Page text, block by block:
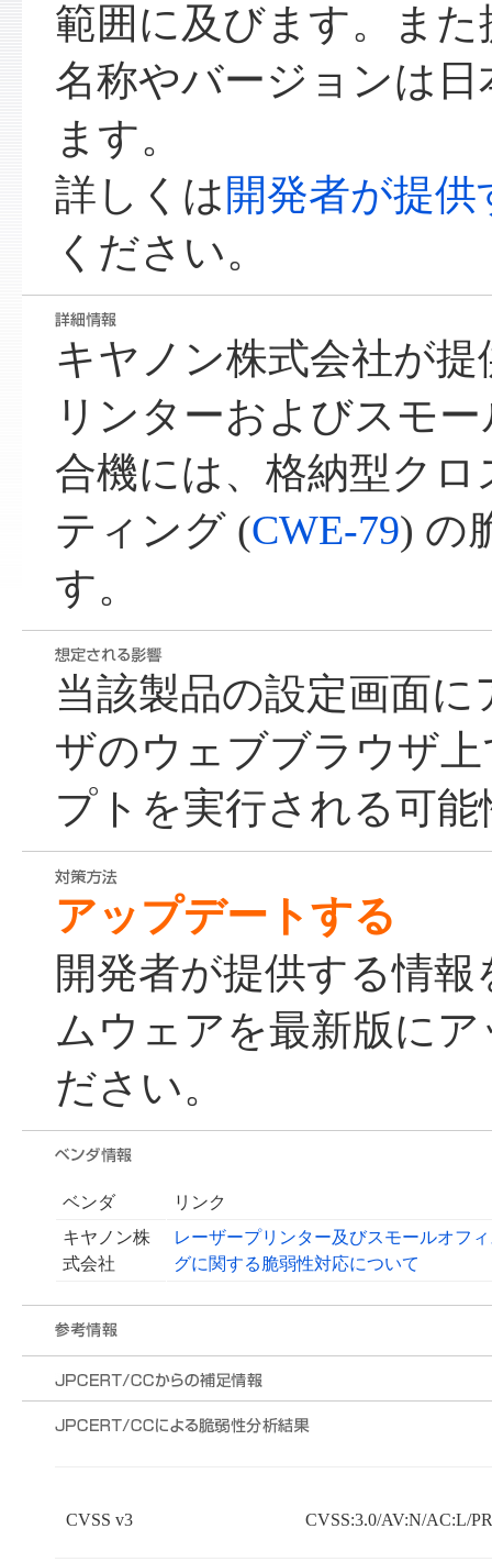
範囲に及びます。ま
名称やバージョンは
ます。
詳しくは 開発者が提供
ください。
キヤノン株式会社が
リンターおよびスモ
合機には、格納型ク
ティング (CWE-79) の
す。
当該製品の設定画面
ザのウェブブラウザ
プトを実行される可
アップデートする
開発者が提供する情
ムウェアを最新版に
ださい。
ベンダ
リンク
キヤノン株
式会社
レーザープリンター及びスモールオフ
グに関する脆弱性対応について
CVSS v3 CVSS:3.0/AV:N/AC:L/